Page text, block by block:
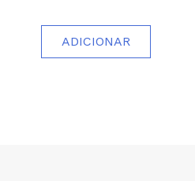
ADICIONAR